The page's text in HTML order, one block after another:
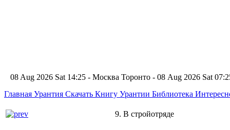
08 Aug 2026 Sat 14:25 - Москва Торонто - 08 Aug 2026 Sat
Главная Урантия Скачать Книгу Урантии Библиотека
9. В стройотряде